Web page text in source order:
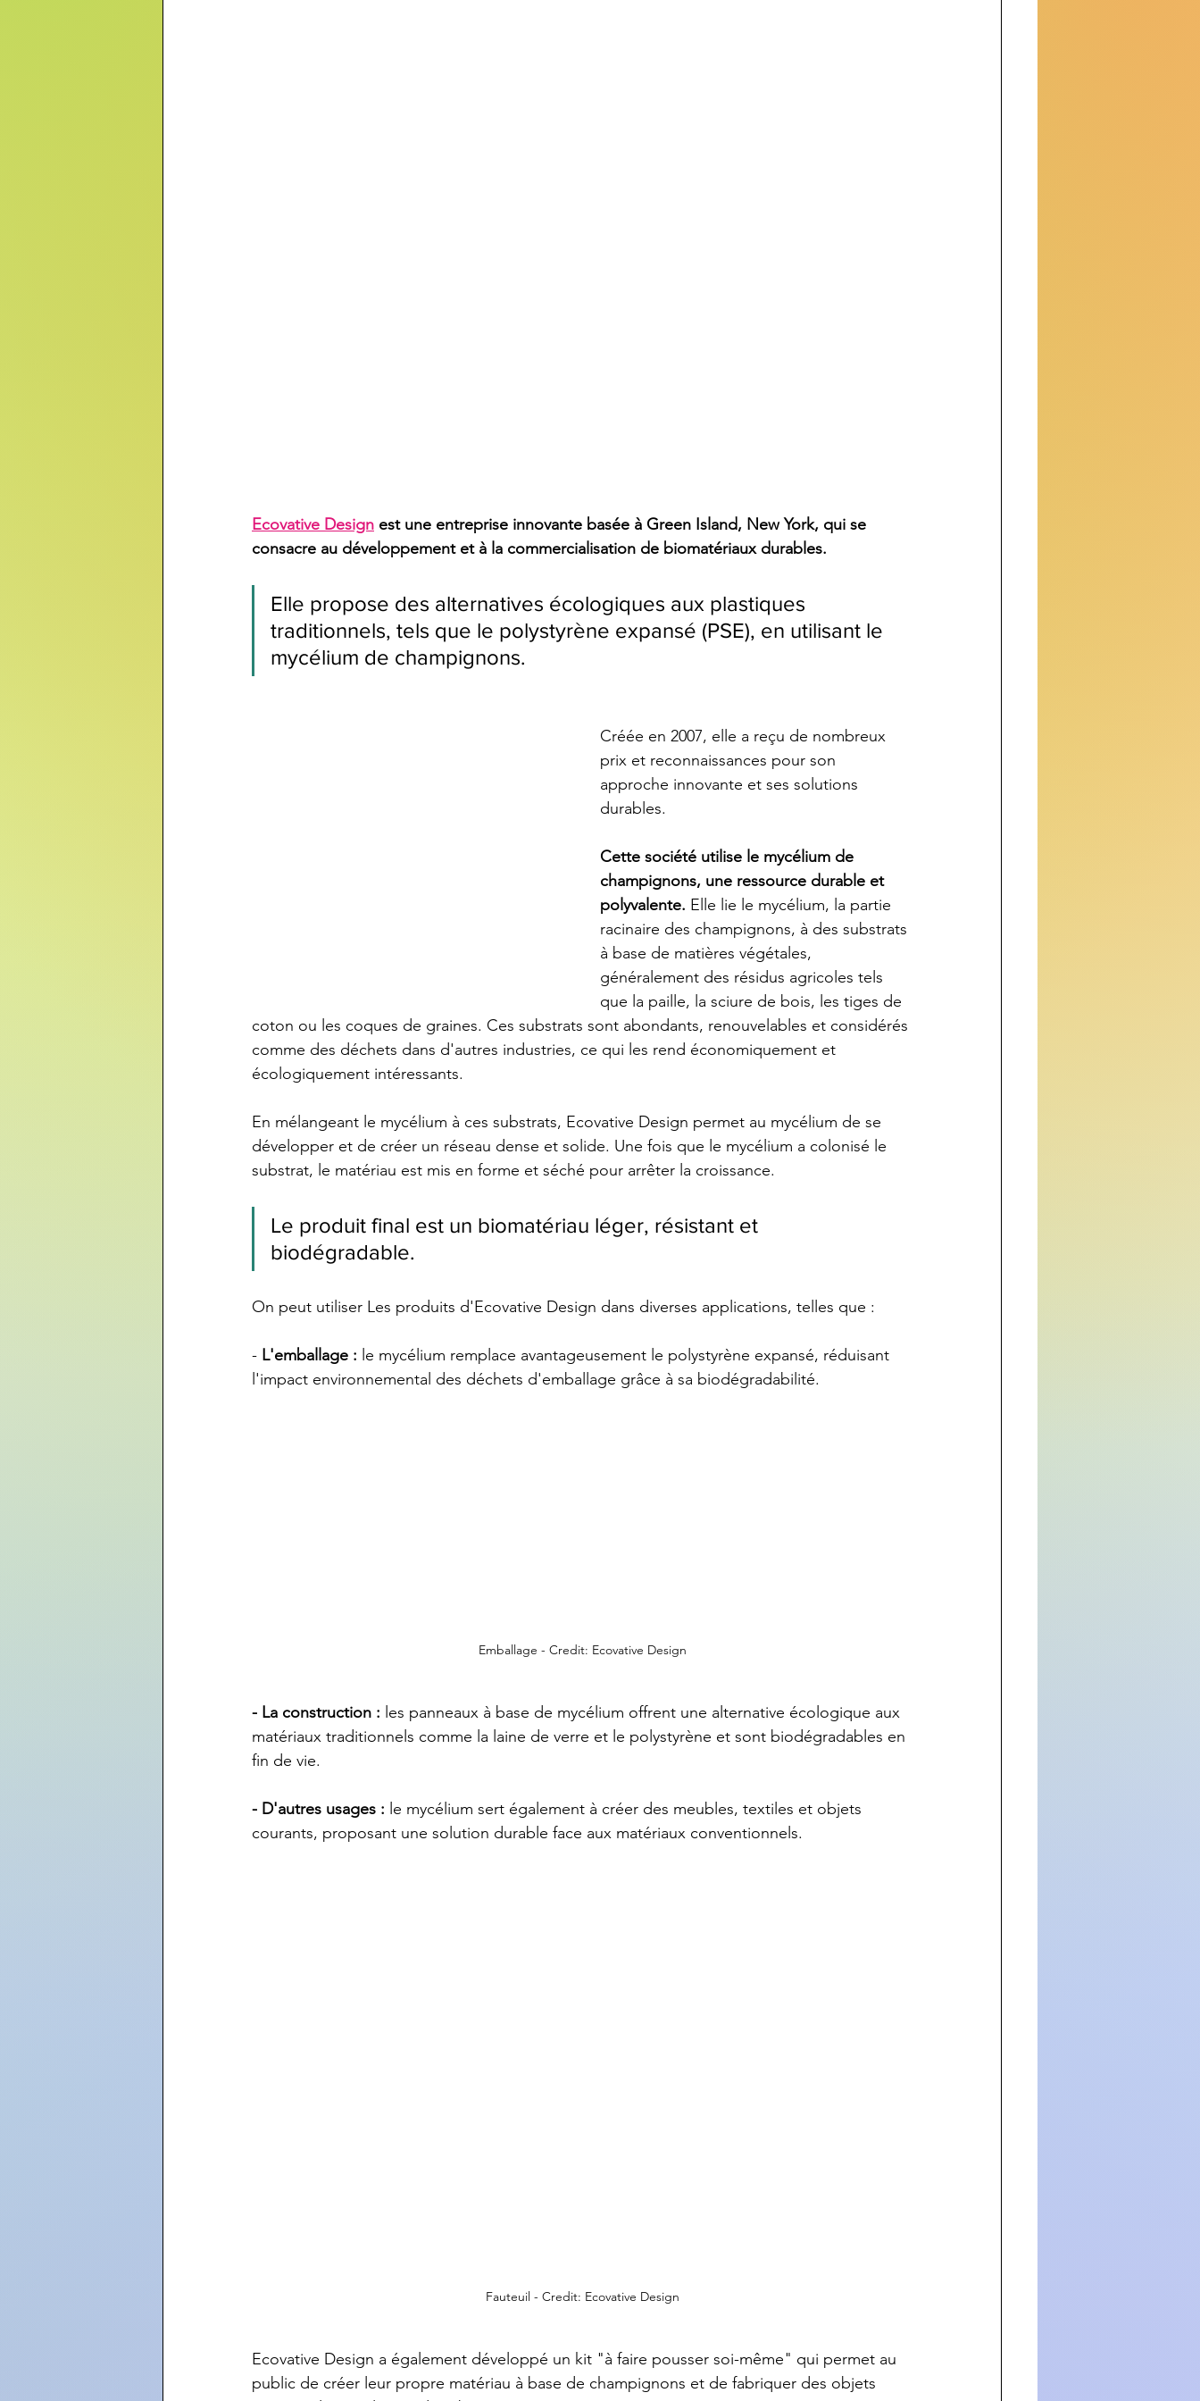
Ecovative Design est une entreprise innovante basée à Green Island, New York, qui se
consacre au développement et à la commercialisation de biomatériaux durables.
Elle propose des alternatives écologiques aux plastiques
traditionnels, tels que le polystyrène expansé (PSE), en utilisant le
mycélium de champignons.
Créée en 2007, elle a reçu de nombreux
prix et reconnaissances pour son
approche innovante et ses solutions
durables.
Cette société utilise le mycélium de
champignons, une ressource durable et
polyvalente. Elle lie le mycélium, la partie
racinaire des champignons, à des substrats
à base de matières végétales,
généralement des résidus agricoles tels
que la paille, la sciure de bois, les tiges de
coton ou les coques de graines. Ces substrats sont abondants, renouvelables et considérés
comme des déchets dans d'autres industries, ce qui les rend économiquement et
écologiquement intéressants.
En mélangeant le mycélium à ces substrats, Ecovative Design permet au mycélium de se
développer et de créer un réseau dense et solide. Une fois que le mycélium a colonisé le
substrat, le matériau est mis en forme et séché pour arrêter la croissance.
Le produit final est un biomatériau léger, résistant et
biodégradable.
On peut utiliser Les produits d'Ecovative Design dans diverses applications, telles que :
- L'emballage : le mycélium remplace avantageusement le polystyrène expansé, réduisant
l'impact environnemental des déchets d'emballage grâce à sa biodégradabilité.
Emballage - Credit: Ecovative Design
- La construction : les panneaux à base de mycélium offrent une alternative écologique aux
matériaux traditionnels comme la laine de verre et le polystyrène et sont biodégradables en
fin de vie.
- D'autres usages : le mycélium sert également à créer des meubles, textiles et objets
courants, proposant une solution durable face aux matériaux conventionnels.
Fauteuil - Credit: Ecovative Design
Ecovative Design a également développé un kit "à faire pousser soi-même" qui permet au
public de créer leur propre matériau à base de champignons et de fabriquer des objets